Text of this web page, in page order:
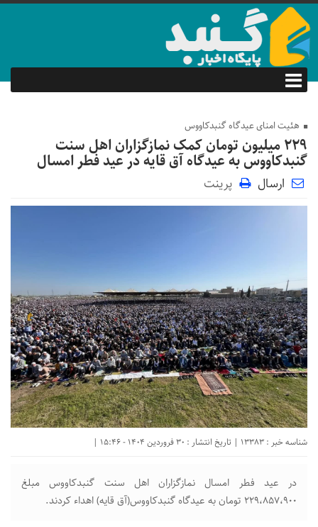
هئیت امنای عیدگاه گنبدکاووس
229 میلیون تومان کمک نمازگزاران اهل سنت
گنبدکاووس به عیدگاه آق قایه در عید فطر امسال
ارسال پرینت
شناسه خبر : 13383 | تاریخ انتشار : 30 فروردین 1404 - 15:46 |
در عید فطر امسال نمازگزاران اهل سنت گنبدکاووس مبلغ
۲۲۹،۸۵۷،۹۰۰ تومان به عیدگاه گنبدکاووس(آق قایه) اهداء کردند.